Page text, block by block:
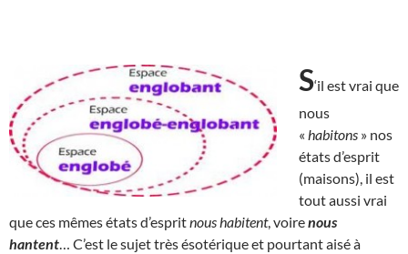
S‘il est vrai que
nous
« habitons » nos
états d’esprit
(maisons), il est
tout aussi vrai
que ces mêmes états d’espritnous habitent, voirenous
hantent … C’est le sujet très ésotérique et pourtant aisé à